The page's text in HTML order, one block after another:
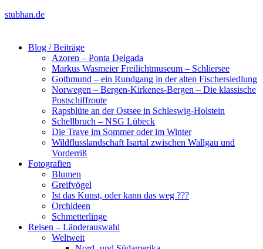
stubhan.de
Blog / Beiträge
Azoren – Ponta Delgada
Markus Wasmeier Freilichtmuseum – Schliersee
Gothmund – ein Rundgang in der alten Fischersiedlung
Norwegen – Bergen-Kirkenes-Bergen – Die klassische
Postschiffroute
Rapsblüte an der Ostsee in Schleswig-Holstein
Schellbruch – NSG Lübeck
Die Trave im Sommer oder im Winter
Wildflusslandschaft Isartal zwischen Wallgau und
Vorderriß
Fotografien
Blumen
Greifvögel
Ist das Kunst, oder kann das weg ???
Orchideen
Schmetterlinge
Reisen – Länderauswahl
Weltweit